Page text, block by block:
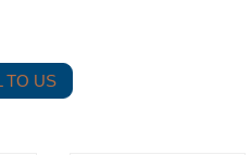
TO US